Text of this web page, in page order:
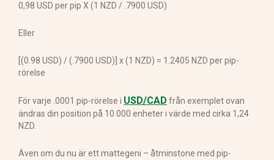
0,98 USD per pip X (1 NZD / .7900 USD)
Eller
[(0.98 USD) / (.7900 USD)] x (1 NZD) = 1.2405 NZD per pip-
rörelse
För varje .0001 pip-rörelse i USD/CAD från exemplet ovan
ändras din position på 10 000 enheter i värde med cirka 1,24
NZD.
Även om du nu är ett mattegeni – åtminstone med pip-